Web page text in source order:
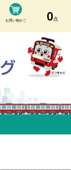
お買い物かご 0点